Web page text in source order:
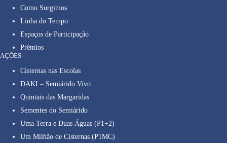
Como Surgimos
Linha do Tempo
Espaços de Participação
Prêmios
AÇÕES
Cisternas nas Escolas
DAKI – Semiárido Vivo
Quintais das Margaridas
Sementes do Semiárido
Uma Terra e Duas Águas (P1+2)
Um Milhão de Cisternas (P1MC)